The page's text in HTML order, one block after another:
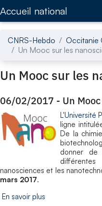
Accueil national
CNRS-Hebdo Occitanie
Un Mooc sur les
Un Mooc sur les
06/02/2017 - Un
L'Université
ligne
De la
donner de
nanosciences et les
mars 2017.
En savoir plus